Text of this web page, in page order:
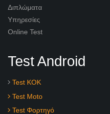
Διπλώματα
Υπηρεσίες
Online Test
Test Android
Test KOK
Test Moto
Test Φορτηγό